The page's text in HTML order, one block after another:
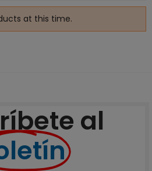
at this time.
al